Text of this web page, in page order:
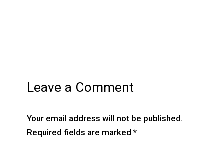
Leave a Comment
Your email address will not be published.
Required fields are marked *